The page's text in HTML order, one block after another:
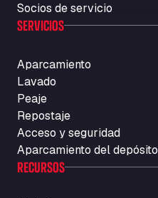
Socios de servicio
SERVICIOS
Aparcamiento
Lavado
Peaje
Repostaje
Acceso y seguridad
Aparcamiento del depósito
RECURSOS